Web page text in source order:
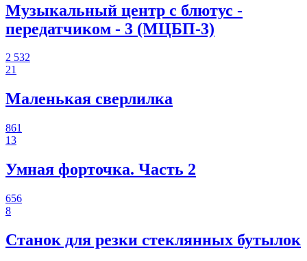
Музыкальный центр с блютус -
передатчиком - 3 (МЦБП-3)
2 532
21
Маленькая сверлилка
861
13
Умная форточка. Часть 2
656
8
Станок для резки стеклянных бутылок